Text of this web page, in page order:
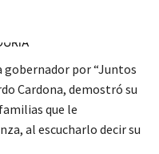
gobernador por “Juntos
Cardona, demostró su
que le
al escucharlo decir su